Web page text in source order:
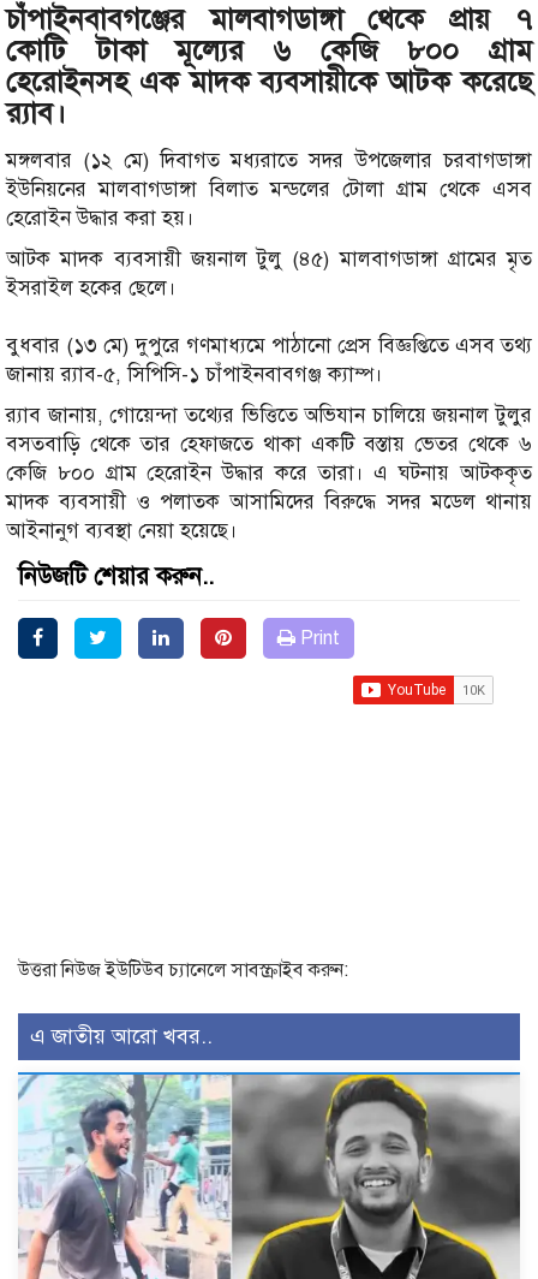
চাঁপাইনবাবগঞ্জের মালবাগডাঙ্গা থেকে প্রায় ৭
কোটি টাকা মূল্যের ৬ কেজি ৮০০ গ্রাম
হেরোইনসহ এক মাদক ব্যবসায়ীকে আটক করেছে
র‍্যাব।
মঙ্গলবার (১২ মে) দিবাগত মধ্যরাতে সদর উপজেলার চরবাগডাঙ্গা
ইউনিয়নের মালবাগডাঙ্গা বিলাত মন্ডলের টোলা গ্রাম থেকে এসব
হেরোইন উদ্ধার করা হয়।
আটক মাদক ব্যবসায়ী জয়নাল টুলু (৪৫) মালবাগডাঙ্গা গ্রামের মৃত
ইসরাইল হকের ছেলে।
বুধবার (১৩ মে) দুপুরে গণমাধ্যমে পাঠানো প্রেস বিজ্ঞপ্তিতে এসব তথ্য
জানায় র‍্যাব-৫, সিপিসি-১ চাঁপাইনবাবগঞ্জ ক্যাম্প।
র‍্যাব জানায়, গোয়েন্দা তথ্যের ভিত্তিতে অভিযান চালিয়ে জয়নাল টুলুর
বসতবাড়ি থেকে তার হেফাজতে থাকা একটি বস্তায় ভেতর থেকে ৬
কেজি ৮০০ গ্রাম হেরোইন উদ্ধার করে তারা। এ ঘটনায় আটককৃত
মাদক ব্যবসায়ী ও পলাতক আসামিদের বিরুদ্ধে সদর মডেল থানায়
আইনানুগ ব্যবস্থা নেয়া হয়েছে।
নিউজটি শেয়ার করুন..
Print
উত্তরা নিউজ ইউটিউব চ্যানেলে সাবস্ক্রাইব করুন:
এ জাতীয় আরো খবর..